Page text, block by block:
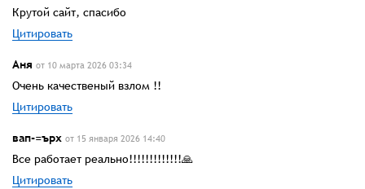
Крутой сайт, спасибо
Цитировать
Аня от 10 марта 2026 03:34
Очень качественый взлом !!
Цитировать
вап-=ърх от 15 января 2026 14:40
Все работает реально!!!!!!!!!!!!!🙏
Цитировать